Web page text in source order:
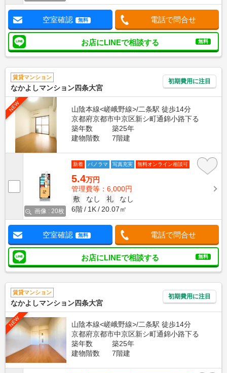
空室確認 無料 電話で問合せ
お店にLINEで相談する 無料
賃貸マンション
なかよしマンション四条大宮
初期費用に注目
NEW
山陰本線<嵯峨野線>/二条駅 徒歩14分
京都府京都市中京区新シ町通錦小路下る
築年数
築25年
建物階数
7階建
画像 : 20枚
新着 パノラマ 写真充実 無料オンライン相談可
5.4万円
管理費等：6,000円
敷
なし 礼
なし
6階
1K 20.07㎡
空室確認 無料 電話で問合せ
お店にLINEで相談する 無料
賃貸マンション
なかよしマンション四条大宮
初期費用に注目
NEW
山陰本線<嵯峨野線>/二条駅 徒歩14分
京都府京都市中京区新シ町通錦小路下る
築年数
築25年
建物階数
7階建